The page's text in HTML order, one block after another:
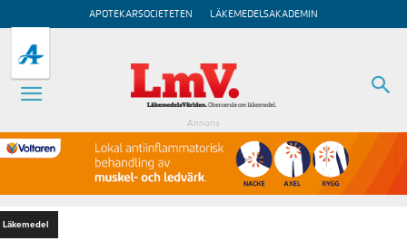
APOTEKARSOCIETETEN LÄKEMEDELSAKADEMIN
Annons
Läkemedel